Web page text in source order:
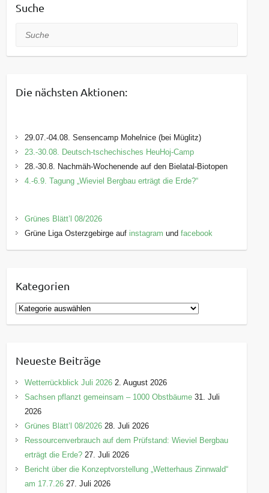
Suche
Suche
Die nächsten Aktionen:
29.07.-04.08. Sensencamp Mohelnice (bei Müglitz)
23.-30.08. Deutsch-tschechisches HeuHoj-Camp
28.-30.8. Nachmäh-Wochenende auf den Bielatal-Biotopen
4.-6.9. Tagung „Wieviel Bergbau erträgt die Erde?“
Grünes Blätt’l 08/2026
Grüne Liga Osterzgebirge auf instagram undfacebook
Kategorien
K
a
g
o
r
e
n
Neueste Beiträge
Wetterrückblick Juli 2026 2. August 2026
Sachsen pflanzt gemeinsam – 1000 Obstbäume 31. Juli
2026
Grünes Blätt’l 08/2026 28. Juli 2026
Ressourcenverbrauch auf dem Prüfstand: Wieviel Bergbau
erträgt die Erde? 27. Juli 2026
Bericht über die Konzeptvorstellung „Wetterhaus Zinnwald“
am 17.7.26 27. Juli 2026